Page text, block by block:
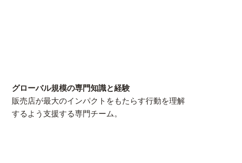
グローバル規模の専門知識と経験
販売店が最大のインパクトをもたらす行動を理解
するよう支援する専門チーム。